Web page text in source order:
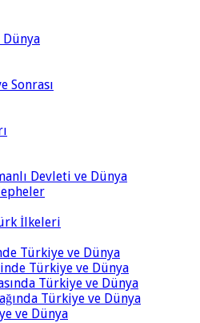
Dünya
Sonrası
Devleti ve Dünya
İlkeleri
Türkiye ve Dünya
Türkiye ve Dünya
Türkiye ve Dünya
Türkiye ve Dünya
ve Dünya